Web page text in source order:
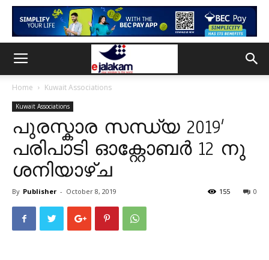
Home Kuwait Associations
Kuwait Associations
പുരസ്കാര സന്ധ്യ 2019′
പരിപാടി ഓക്റ്റോബർ 12 നു
ശനിയാഴ്ച
By Publisher - October 8, 2019 0
155